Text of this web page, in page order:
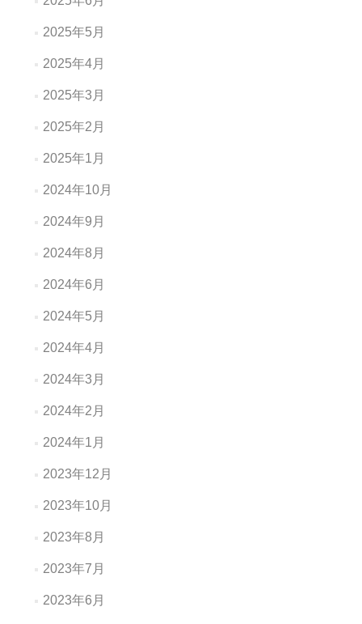
2025年5月
2025年4月
2025年3月
2025年2月
2025年1月
2024年10月
2024年9月
2024年8月
2024年6月
2024年5月
2024年4月
2024年3月
2024年2月
2024年1月
2023年12月
2023年10月
2023年8月
2023年7月
2023年6月